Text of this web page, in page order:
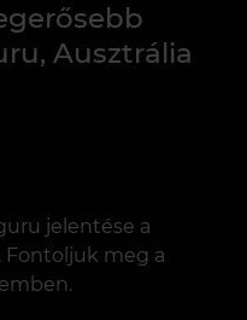
Ausztrália
jelentése a
Fontoljuk meg a